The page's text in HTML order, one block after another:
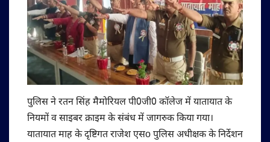
पुलिस ने रतन सिंह मैमोरियल पी0जी0 कॉलेज में यातायात के
नियमों व साइबर क्राइम के संबंध में जागरुक किया गया।
यातायात माह के दृष्टिगत राजेश एसo पुलिस अधीक्षक के निर्देशन